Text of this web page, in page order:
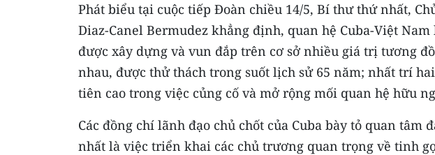
Phát biểu tại cuộc tiếp Đoàn chiều 14/5, Bí thư thứ nhất,
Diaz-Canel Bermudez khẳng định, quan hệ Cuba-Việt
được xây dựng và vun đắp trên cơ sở nhiều giá trị tương
nhau, được thử thách trong suốt lịch sử 65 năm; nhất trí
tiên cao trong việc củng cố và mở rộng mối quan hệ hữu
Các đồng chí lãnh đạo chủ chốt của Cuba bày tỏ quan
nhất là việc triển khai các chủ trương quan trọng về tinh